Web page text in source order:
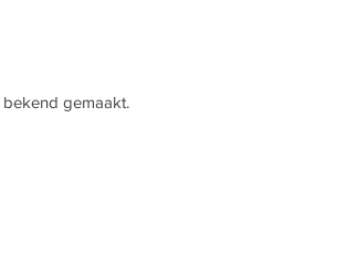
bekend gemaakt.